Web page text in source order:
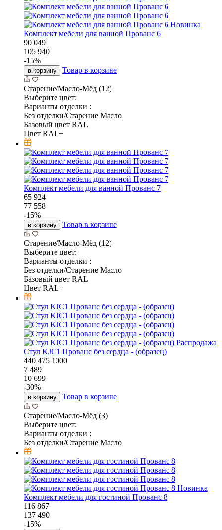
Новинка
Комплект мебели для ванной Прованс 6
90 049
105 940
-15%
в корзину Товар в корзине
Старение/Масло-Мёд (12)
Выберите цвет:
Варианты отделки :
Без отделки/Старение Масло
Базовый цвет RAL
Цвет RAL+
Комплект мебели для ванной Прованс 7
65 924
77 558
-15%
в корзину Товар в корзине
Старение/Масло-Мёд (12)
Выберите цвет:
Варианты отделки :
Без отделки/Старение Масло
Базовый цвет RAL
Цвет RAL+
Распродажа
Стул KJC1 Прованс без сердца - (образец)
440 475 1000
7 489
10 699
-30%
в корзину Товар в корзине
Старение/Масло-Мёд (3)
Выберите цвет:
Варианты отделки :
Без отделки/Старение Масло
Новинка
Комплект мебели для гостиной Прованс 8
116 867
137 490
-15%